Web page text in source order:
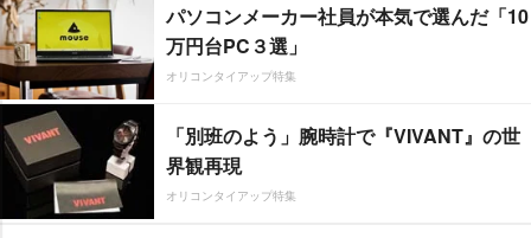
パソコンメーカー社員が本気で選んだ「10
万円台PC３選」
オリコンタイアップ特集
「別班のよう」腕時計で『VIVANT』の世
界観再現
オリコンタイアップ特集